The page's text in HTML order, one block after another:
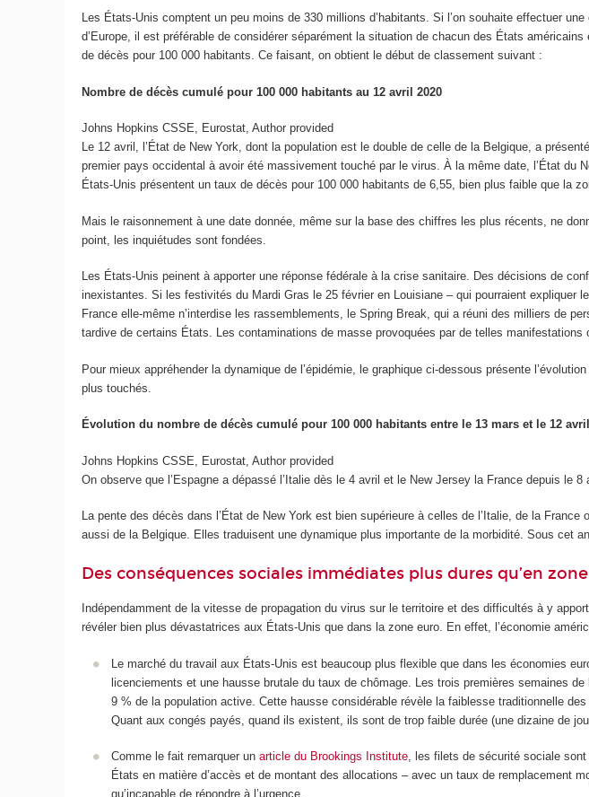
Les États-Unis comptent un peu moins de 330 millions d’habitants. Si l’on souhaite effectuer
d’Europe, il est préférable de considérer séparément la situation de chacun des États
de décès pour 100 000 habitants. Ce faisant, on obtient le début de classement suivant :
Nombre de décès cumulé pour 100 000 habitants au 12 avril 2020
Johns Hopkins CSSE, Eurostat,Author provided
Le 12 avril, l’État de New York, dont la population est le double de celle de la Belgique, a
premier pays occidental à avoir été massivement touché par le virus. À la même date, l’État
États-Unis présentent un taux de décès pour 100 000 habitants de 6,55, bien plus faible que la
Mais le raisonnement à une date donnée, même sur la base des chiffres les plus récents, ne
point, les inquiétudes sont fondées.
Les États-Unis peinent à apporter une réponse fédérale à la crise sanitaire. Des décisions de
inexistantes. Si les festivités du Mardi Gras le 25 février en Louisiane – qui pourraient
France elle-même n’interdise les rassemblements, le Spring Break, qui a réuni des milliers de
tardive de certains États. Les contaminations de masse provoquées par de telles manifestations
Pour mieux appréhender la dynamique de l’épidémie, le graphique ci-dessous présente
plus touchés.
Évolution du nombre de décès cumulé pour 100 000 habitants entre le 13 mars et le 12
Johns Hopkins CSSE, Eurostat ,Author provided
On observe que l’Espagne a dépassé l’Italie dès le 4 avril et le New Jersey la France depuis le
La pente des décès dans l’État de New York est bien supérieure à celles de l’Italie, de la
aussi de la Belgique. Elles traduisent une dynamique plus importante de la morbidité. Sous cet
Des conséquences sociales immédiates plus dures qu’en
Indépendamment de la vitesse de propagation du virus sur le territoire et des difficultés à y
révéler bien plus dévastatrices aux États-Unis que dans la zone euro. En effet, l’économie
Le marché du travail aux États-Unis est beaucoup plus flexible que dans les économies
licenciements et une hausse brutale du taux de chômage. Les trois premières semaines
9 % de la population active. Cette hausse considérable révèle la faiblesse traditionnelle
Quant aux congés payés, quand ils existent, ils sont de trop faible durée (une dizaine de
Comme le fait remarquer un article du Brookings Institute, les filets de sécurité sociale
États en matière d’accès et de montant des allocations – avec un taux de remplacement
qu’incapable de répondre à l’urgence.